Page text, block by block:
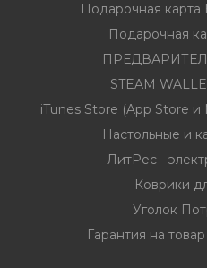
Подарочная
Подарочная
STEAM
iTunes Store (App Store и
Настольные и
ЛитРес -
Коврики
Уголок
Гарантия на